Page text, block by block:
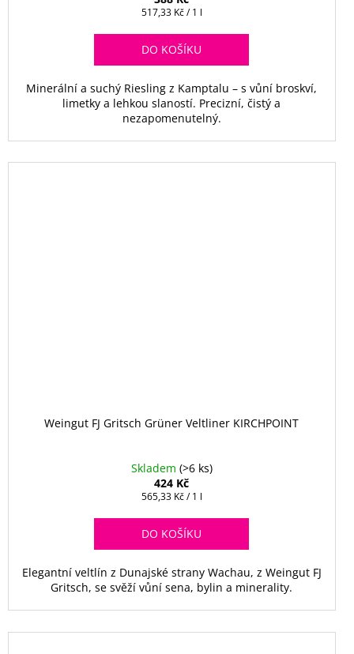
Měrná
517,33 Kč / 1 l
DO KOŠÍKU
Minerální a suchý Riesling z Kamptalu – s vůní broskví,
limetky a lehkou slaností. Precizní, čistý a
nezapomenutelný.
Weingut FJ Gritsch Grüner Veltliner KIRCHPOINT
Skladem (>6 ks)
424 Kč
Měrná
565,33 Kč / 1 l
DO KOŠÍKU
Elegantní veltlín z Dunajské strany Wachau, z Weingut FJ
Gritsch, se svěží vůní sena, bylin a minerality.